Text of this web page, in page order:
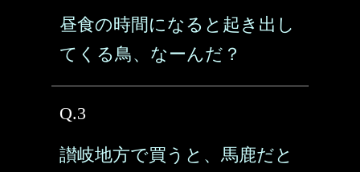
昼食の時間になると起き出し
てくる鳥、なーんだ？
Q.3
讃岐地方で買うと、馬鹿だと